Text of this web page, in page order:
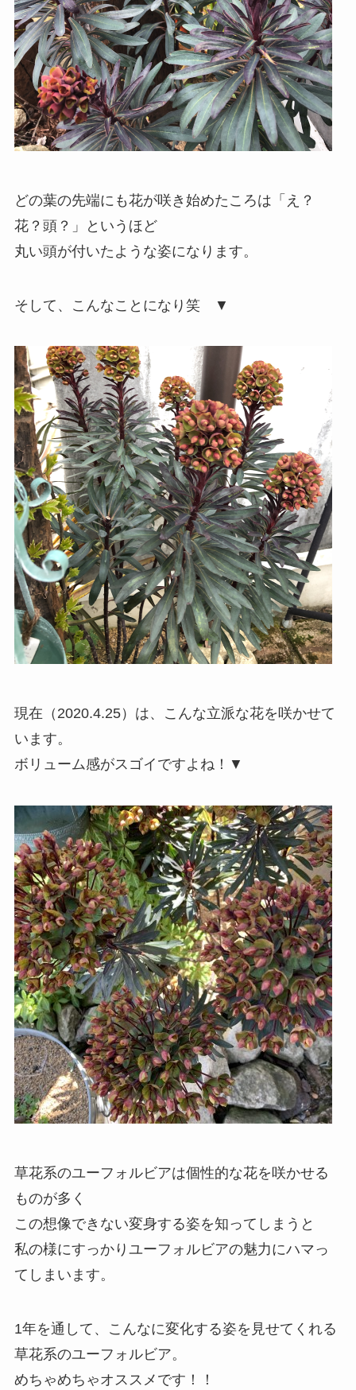
どの葉の先端にも花が咲き始めたころは「え？
花？頭？」というほど
丸い頭が付いたような姿になります。
そして、こんなことになり笑 ▼
現在（2020.4.25）は、こんな立派な花を咲かせて
います。
ボリューム感がスゴイですよね！▼
草花系のユーフォルビアは個性的な花を咲かせる
ものが多く
この想像できない変身する姿を知ってしまうと
私の様にすっかりユーフォルビアの魅力にハマっ
てしまいます。
1年を通して、こんなに変化する姿を見せてくれる
草花系のユーフォルビア。
めちゃめちゃオススメです！！